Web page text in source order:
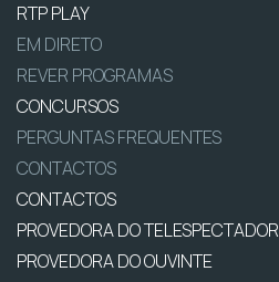
RTP PLAY
EM DIRETO
REVER PROGRAMAS
CONCURSOS
PERGUNTAS FREQUENTES
CONTACTOS
CONTACTOS
PROVEDORA DO TELESPECTADOR
PROVEDORA DO OUVINTE